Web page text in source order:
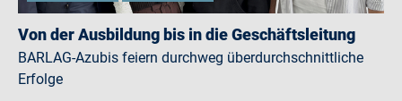
Von der Ausbildung bis in die Geschäftsleitung
BARLAG-Azubis feiern durchweg überdurchschnittliche
Erfolge